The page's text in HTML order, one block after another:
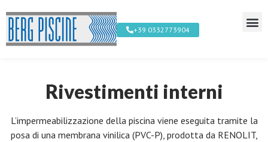
+39 0332773904
Rivestimenti interni
L’impermeabilizzazione della piscina viene eseguita tramite la
posa di una membrana vinilica (PVC-P), prodotta da RENOLIT,